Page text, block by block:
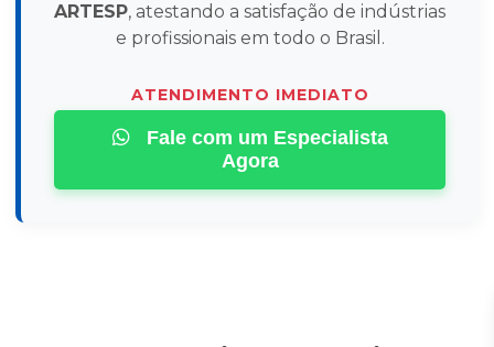
ARTESP, atestando a satisfação de indústrias
e profissionais em todo o Brasil.
ATENDIMENTO IMEDIATO
Fale com um Especialista
Agora